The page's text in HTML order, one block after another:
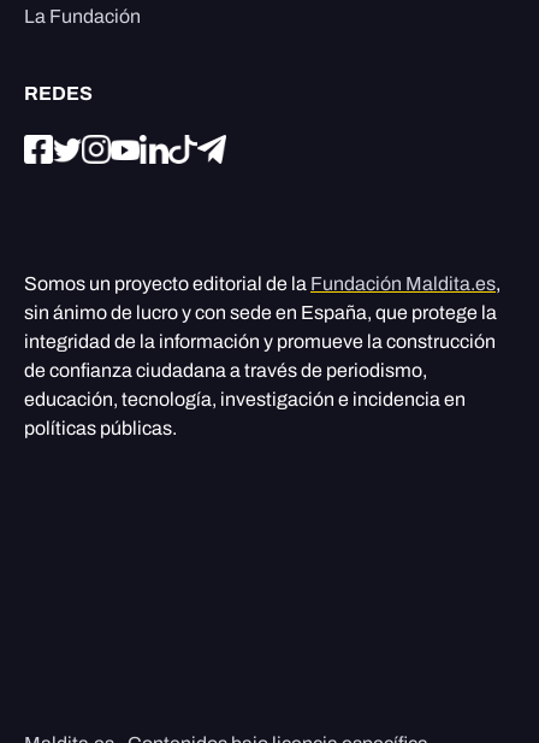
La Fundación
REDES
Somos un proyecto editorial de la Fundación Maldita.es,
sin ánimo de lucro y con sede en España, que protege la
integridad de la información y promueve la construcción
de confianza ciudadana a través de periodismo,
educación, tecnología, investigación e incidencia en
políticas públicas.